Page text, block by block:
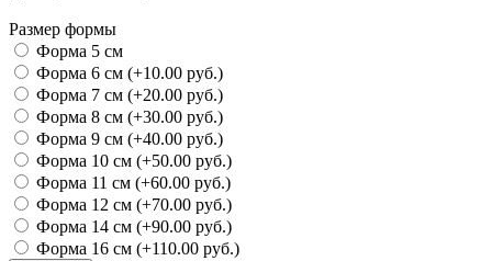
Размер формы
Форма 5 см
Форма 6 см (+10.00 руб.)
Форма 7 см (+20.00 руб.)
Форма 8 см (+30.00 руб.)
Форма 9 см (+40.00 руб.)
Форма 10 см (+50.00 руб.)
Форма 11 см (+60.00 руб.)
Форма 12 см (+70.00 руб.)
Форма 14 см (+90.00 руб.)
Форма 16 см (+110.00 руб.)